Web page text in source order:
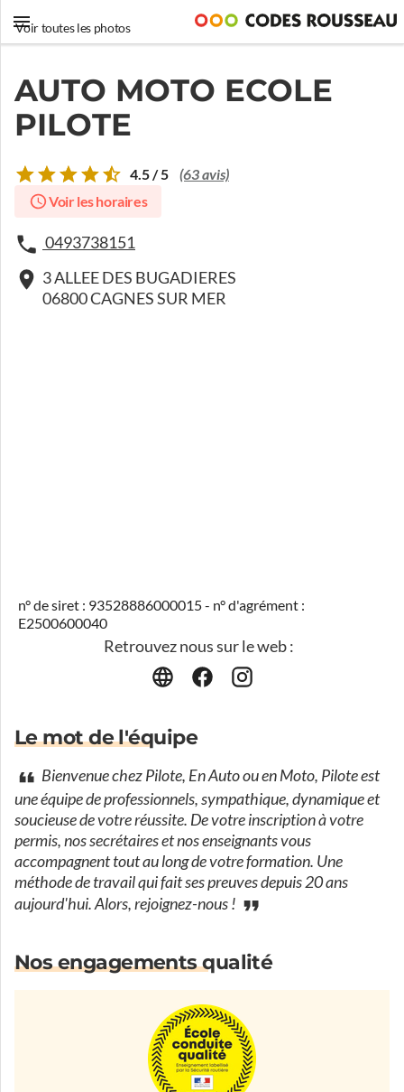
Voir toutes les photos
AUTO MOTO ECOLE
PILOTE
4.5 / 5 (63 avis)
Voir les horaires
0493738151
3 ALLEE DES BUGADIERES
06800 CAGNES SUR MER
n° de siret : 93528886000015 - n° d'agrément :
E2500600040
Retrouvez nous sur le web :
Le mot de l'équipe
Bienvenue chez Pilote, En Auto ou en Moto, Pilote est
une équipe de professionnels, sympathique, dynamique et
soucieuse de votre réussite. De votre inscription à votre
permis, nos secrétaires et nos enseignants vous
accompagnent tout au long de votre formation. Une
méthode de travail qui fait ses preuves depuis 20 ans
aujourd'hui. Alors, rejoignez-nous !
Nos engagements qualité